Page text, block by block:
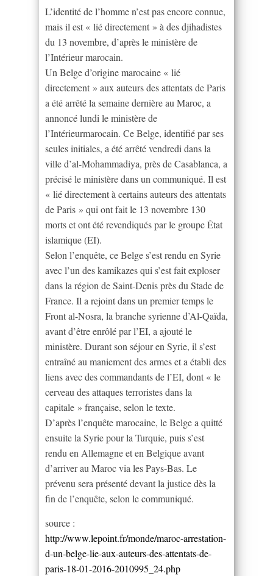
L’identité de l’homme n’est pas encore connue,
mais il est « lié directement » à des djihadistes
du 13 novembre, d’après le ministère de
l’Intérieur marocain.
Un Belge d’origine marocaine « lié
directement » aux auteurs des attentats de Paris
a été arrêté la semaine dernière au Maroc, a
annoncé lundi le ministère de
l’Intérieurmarocain. Ce Belge, identifié par ses
seules initiales, a été arrêté vendredi dans la
ville d’al-Mohammadiya, près de Casablanca, a
précisé le ministère dans un communiqué. Il est
« lié directement à certains auteurs des attentats
de Paris » qui ont fait le 13 novembre 130
morts et ont été revendiqués par le groupe État
islamique (EI).
Selon l’enquête, ce Belge s’est rendu en Syrie
avec l’un des kamikazes qui s’est fait exploser
dans la région de Saint-Denis près du Stade de
France. Il a rejoint dans un premier temps le
Front al-Nosra, la branche syrienne d’Al-Qaïda,
avant d’être enrôlé par l’EI, a ajouté le
ministère. Durant son séjour en Syrie, il s’est
entraîné au maniement des armes et a établi des
liens avec des commandants de l’EI, dont « le
cerveau des attaques terroristes dans la
capitale » française, selon le texte.
D’après l’enquête marocaine, le Belge a quitté
ensuite la Syrie pour la Turquie, puis s’est
rendu en Allemagne et en Belgique avant
d’arriver au Maroc via les Pays-Bas. Le
prévenu sera présenté devant la justice dès la
fin de l’enquête, selon le communiqué.
source :
http://www.lepoint.fr/monde/maroc-arrestation-
d-un-belge-lie-aux-auteurs-des-attentats-de-
paris-18-01-2016-2010995_24.php